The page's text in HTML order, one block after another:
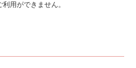
用ができません。